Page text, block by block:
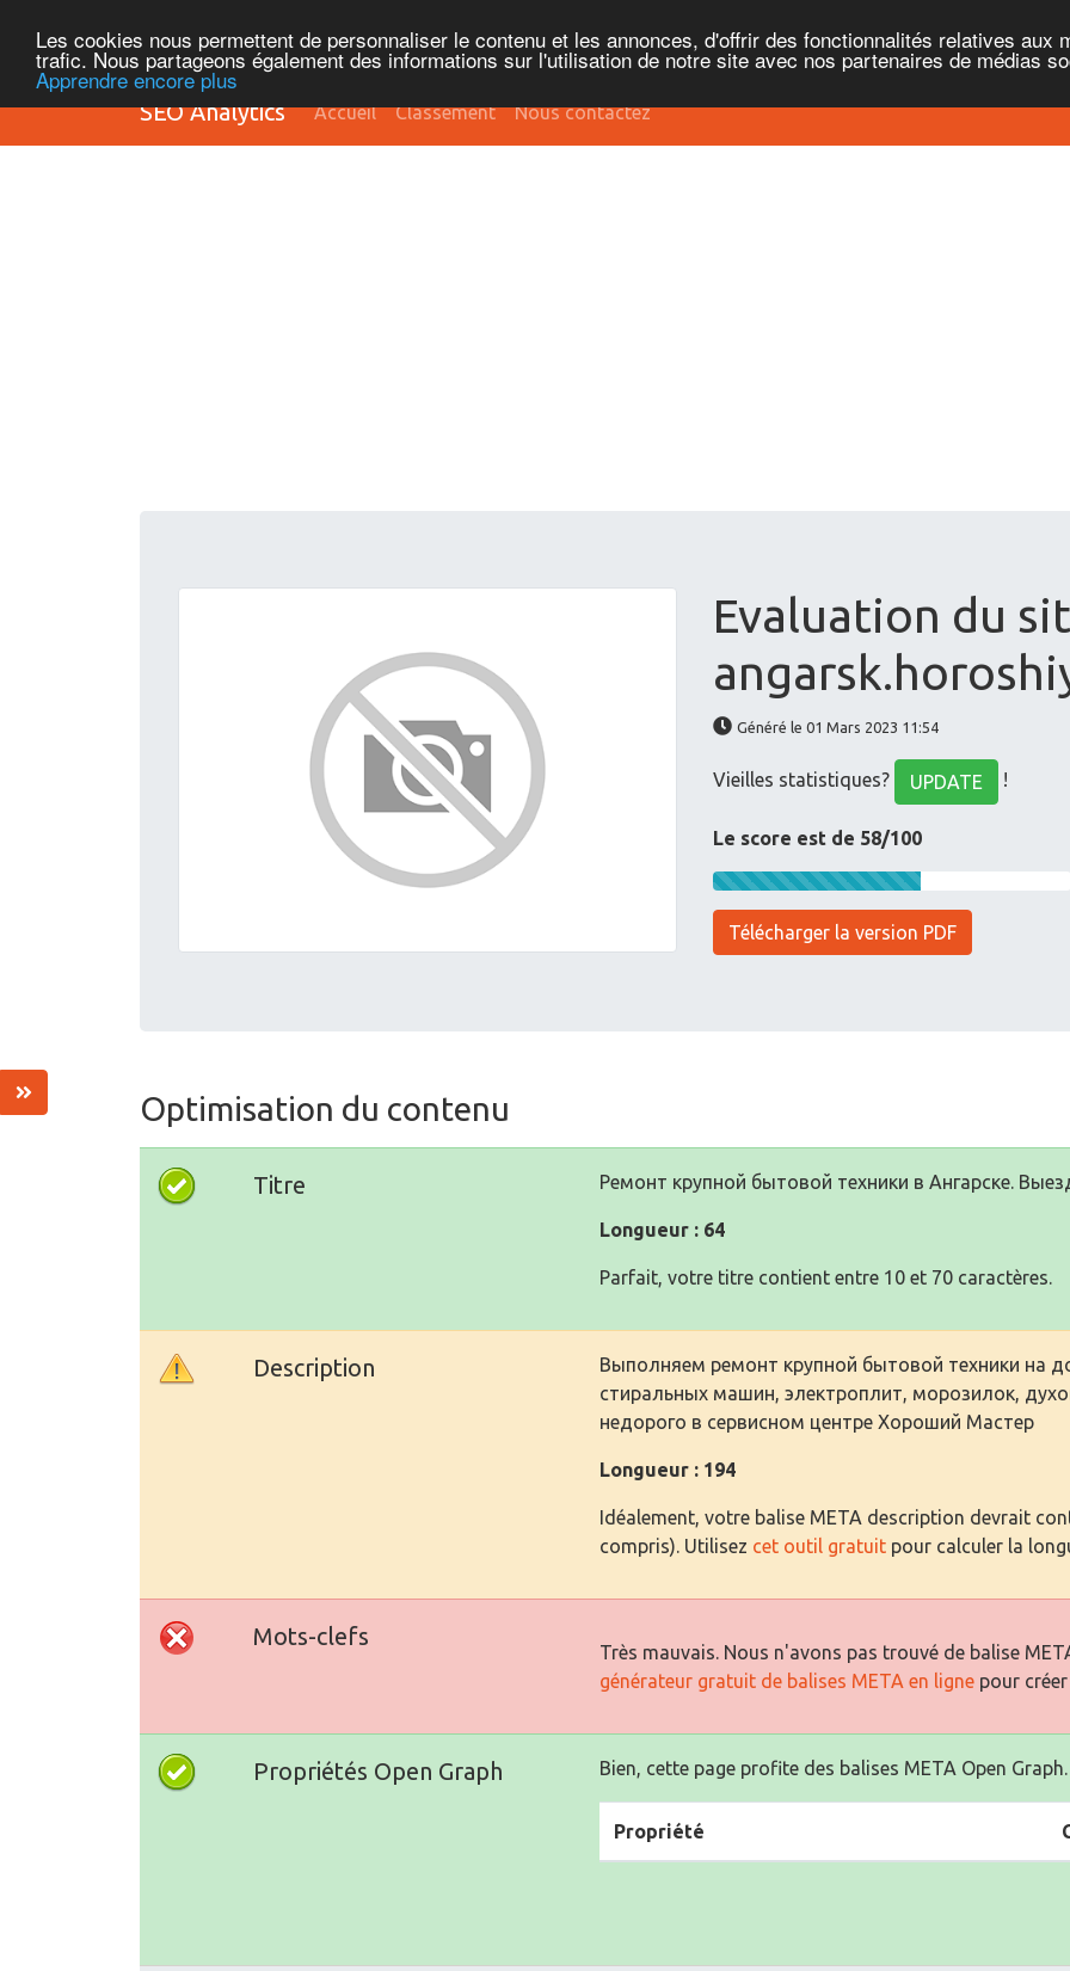
Les cookies nous permettent de personnaliser le contenu et les annonces, d'offrir des fonctionnalités relatives aux
trafic. Nous partageons également des informations sur l'utilisation de notre site avec nos partenaires de médias
Apprendre encore plus
SEO Analytics Accueil Classement Nous contactez
Evaluation du
Généré le 01 Mars 2023 11:54
Vieilles statistiques? UPDATE !
Le score est de 58/100
Télécharger la version PDF
Optimisation du contenu
Titre Ремонт крупной бытовой техники в Ангарске.
Longueur : 64
Parfait, votre titre contient entre 10 et 70 caractères.
Description
Выполняем ремонт крупной бытовой техники на
стиральных машин, электроплит, морозилок,
недорого в сервисном центре Хороший Мастер
Longueur : 194
Idéalement, votre balise META description devrait
compris). Utilisez cet outil gratuit pour calculer la
Mots-clefs
Très mauvais. Nous n'avons pas trouvé de balise
générateur gratuit de balises META en ligne pour
Propriétés Open Graph Bien, cette page profite des balises META Open Graph.
Propriété